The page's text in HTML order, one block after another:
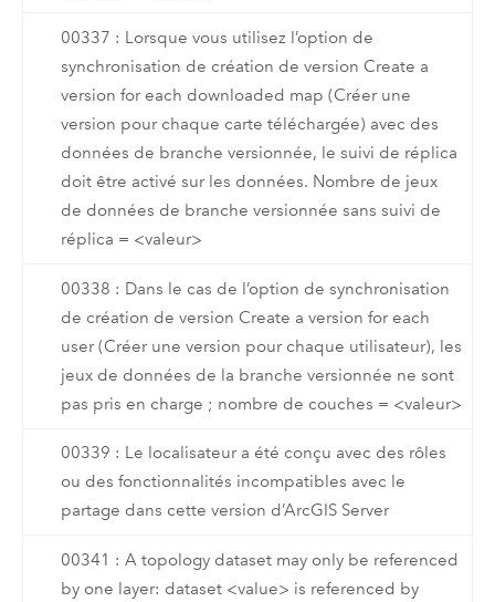
00337 : Lorsque vous utilisez l’option de
synchronisation de création de version Create a
version for each downloaded map (Créer une
version pour chaque carte téléchargée) avec des
données de branche versionnée, le suivi de réplica
doit être activé sur les données. Nombre de jeux
de données de branche versionnée sans suivi de
réplica = <valeur>
00338 : Dans le cas de l’option de synchronisation
de création de version Create a version for each
user (Créer une version pour chaque utilisateur), les
jeux de données de la branche versionnée ne sont
pas pris en charge ; nombre de couches = <valeur>
00339 : Le localisateur a été conçu avec des rôles
ou des fonctionnalités incompatibles avec le
partage dans cette version d’ArcGIS Server
00341 : A topology dataset may only be referenced
by one layer: dataset <value> is referenced by